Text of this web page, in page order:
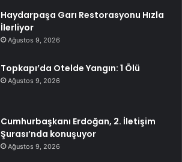
Haydarpaşa Garı Restorasyonu Hızla
İlerliyor
Ağustos 9, 2026
Topkapı’da Otelde Yangın: 1 Ölü
Ağustos 9, 2026
Cumhurbaşkanı Erdoğan, 2. İletişim
Şurası’nda konuşuyor
Ağustos 9, 2026